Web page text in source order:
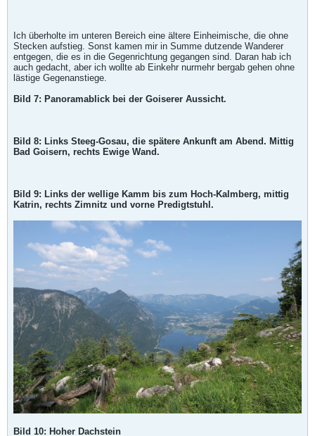
Ich überholte im unteren Bereich eine ältere Einheimische, die ohne
Stecken aufstieg. Sonst kamen mir in Summe dutzende Wanderer
entgegen, die es in die Gegenrichtung gegangen sind. Daran hab ich
auch gedacht, aber ich wollte ab Einkehr nurmehr bergab gehen ohne
lästige Gegenanstiege.
Bild 7: Panoramablick bei der Goiserer Aussicht.
Bild 8: Links Steeg-Gosau, die spätere Ankunft am Abend. Mittig
Bad Goisern, rechts Ewige Wand.
Bild 9: Links der wellige Kamm bis zum Hoch-Kalmberg, mittig
Katrin, rechts Zimnitz und vorne Predigtstuhl.
Bild 10: Hoher Dachstein